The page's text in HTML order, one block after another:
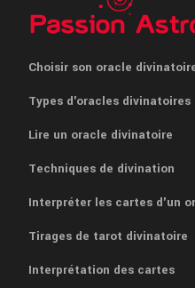
Choisir son oracle
Types d'oracles divinatoires
Lire un oracle divinatoire
Techniques de divination
Interpréter les cartes d'un
Tirages de tarot divinatoire
Interprétation des cartes